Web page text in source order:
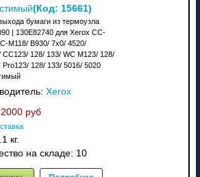
(Код: 15661)
бумаги из термоузла
| 130E82740 для Xerox CC-
M118/ B930/ 7x0/ 4520/
CC123/ 128/ 133/ WC M123/ 128/
Pro123/ 128/ 133/ 5016/ 5020
Xerox
2000 руб
кг.
на складе: 10